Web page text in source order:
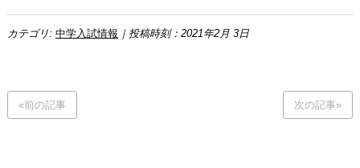
カテゴリ: 中学入試情報 ｜投稿時刻：2021年2月 3日
«前の記事 次の記事»